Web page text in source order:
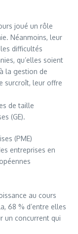
joué un rôle
Néanmoins, leur
difficultés
qu’elles soient
la gestion de
surcroît, leur offre
de taille
(GE).
(PME)
entreprises en
au cours
68 % d’entre elles
un concurrent qui